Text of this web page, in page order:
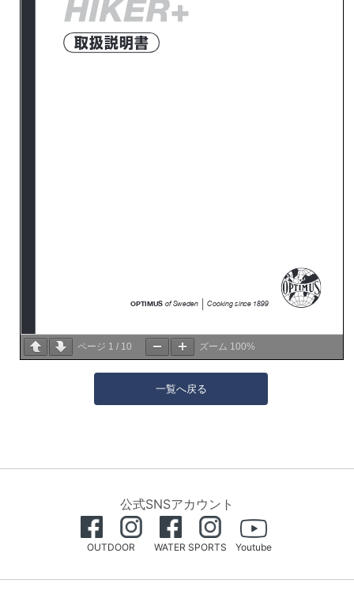
ページ 1 / 10 ズーム 100%
一覧へ戻る
公式SNSアカウント
OUTDOOR WATER SPORTS Youtube